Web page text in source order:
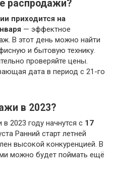
распродажи?
приходится на
— эффектное
В этот день можно найти
и бытовую технику.
проверяйте цены.
дата в период с 21-го
в 2023?
2023 году начнутся с 17
Ранний старт летней
высокой конкуренцией. В
можно будет поймать ещё